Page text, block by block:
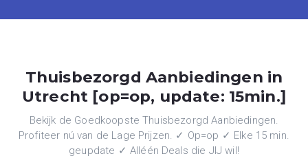
Thuisbezorgd Aanbiedingen in
Utrecht [op=op, update: 15min.]
Bekijk de Goedkoopste Thuisbezorgd Aanbiedingen.
Profiteer nú van de Lage Prijzen. ✓ Op=op ✓ Elke 15 min.
geupdate ✓ Alléén Deals die JIJ wil!